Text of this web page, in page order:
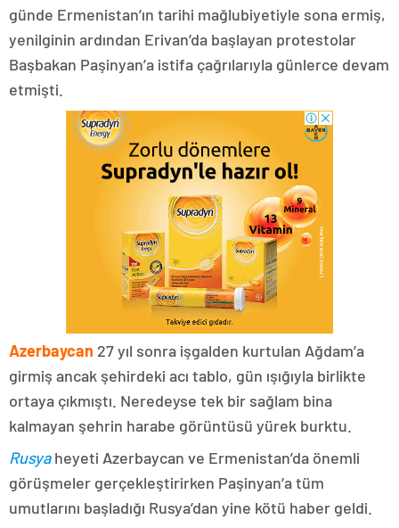
günde Ermenistan’ın tarihi mağlubiyetiyle sona ermiş,
yenilginin ardından Erivan’da başlayan protestolar
Başbakan Paşinyan’a istifa çağrılarıyla günlerce devam
etmişti.
Azerbaycan 27 yıl sonra işgalden kurtulan Ağdam’a
girmiş ancak şehirdeki acı tablo, gün ışığıyla birlikte
ortaya çıkmıştı. Neredeyse tek bir sağlam bina
kalmayan şehrin harabe görüntüsü yürek burktu.
Rusyaheyeti Azerbaycan ve Ermenistan’da önemli
görüşmeler gerçekleştirirken Paşinyan’a tüm
umutlarını başladığı Rusya’dan yine kötü haber geldi.